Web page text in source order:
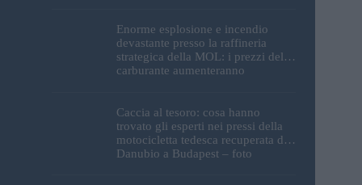
Enorme esplosione e incendio
devastante presso la raffineria
strategica della MOL: i prezzi del
carburante aumenteranno
Caccia al tesoro: cosa hanno
trovato gli esperti nei pressi della
motocicletta tedesca recuperata dal
Danubio a Budapest – foto